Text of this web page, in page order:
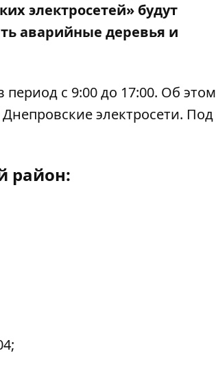
электросетей» будут
аварийные деревья и
с 9:00 до 17:00. Об этом
электросети. Под
район: